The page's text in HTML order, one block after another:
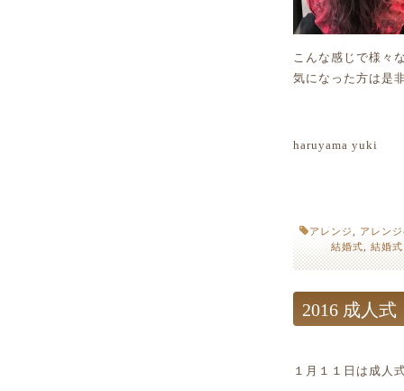
こんな感じで様々
気になった方は是
haruyama yuki
アレンジ
アレン
結婚式
結婚
2016 成人
１月１１日は成人